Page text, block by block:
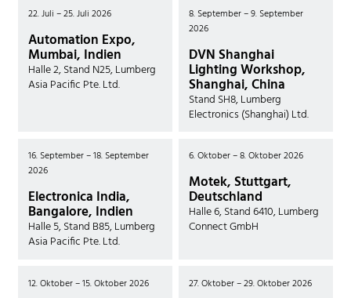
22. Juli – 25. Juli 2026
Automation Expo,
Mumbai, Indien
Halle 2, Stand N25, Lumberg
Asia Pacific Pte. Ltd.
8. September – 9. September
2026
DVN Shanghai
Lighting Workshop,
Shanghai, China
Stand SH8, Lumberg
Electronics (Shanghai) Ltd.
16. September – 18. September
2026
Electronica India,
Bangalore, Indien
Halle 5, Stand B85, Lumberg
Asia Pacific Pte. Ltd.
6. Oktober – 8. Oktober 2026
Motek, Stuttgart,
Deutschland
Halle 6, Stand 6410, Lumberg
Connect GmbH
12. Oktober – 15. Oktober 2026 27. Oktober – 29. Oktober 2026